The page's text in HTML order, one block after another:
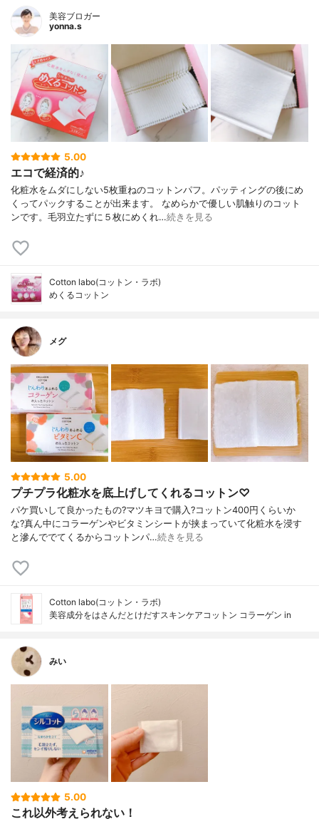
美容ブロガー
yonna.s
5.00
エコで経済的♪
化粧水をムダにしない5枚重ねのコットンパフ。パッティングの後にめ
くってパックすることが出来ます。 なめらかで優しい肌触りのコット
ンです。毛羽立たずに５枚にめくれ…続きを見る
Cotton labo(コットン・ラボ)
めくるコットン
メグ
5.00
プチプラ化粧水を底上げしてくれるコットン♡
パケ買いして良かったもの?マツキヨで購入?コットン400円くらいか
な?真ん中にコラーゲンやビタミンシートが挟まっていて化粧水を浸す
と滲んででてくるからコットンパ…続きを見る
Cotton labo(コットン・ラボ)
美容成分をはさんだとけだすスキンケアコットン コラーゲン in
みい
5.00
これ以外考えられない！